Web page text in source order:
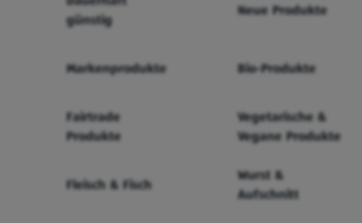
günstig
Neue Produkte
Markenprodukte Bio-Produkte
Fairtrade
Produkte
Vegetarische &
Vegane Produkte
Fleisch & Fisch
Wurst &
Aufschnitt